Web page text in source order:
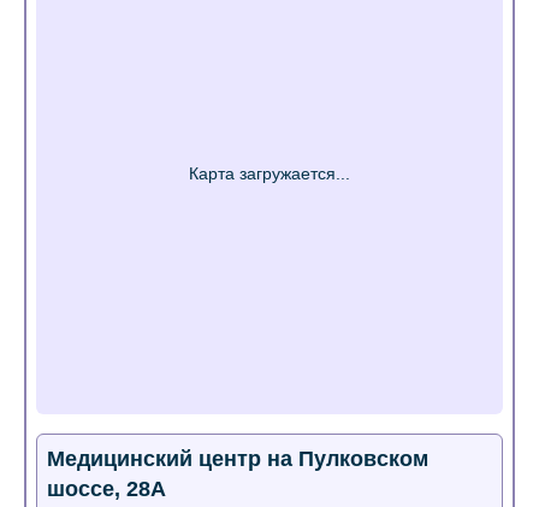
Медицинский центр на Пулковском
шоссе, 28А